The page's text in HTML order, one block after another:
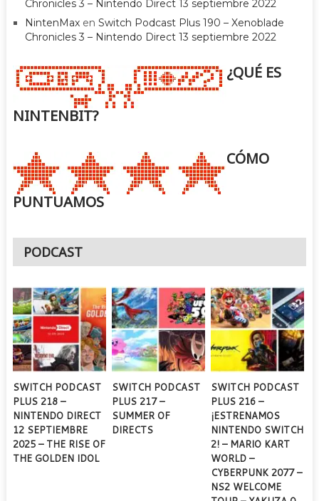
Chronicles 3 – Nintendo Direct 13 septiembre 2022
NintenMaxen Switch Podcast Plus 190 – Xenoblade
Chronicles 3 – Nintendo Direct 13 septiembre 2022
¿QUÉ ES
NINTENBIT?
CÓMO
PUNTUAMOS
PODCAST
SWITCH PODCAST
PLUS 218 –
NINTENDO DIRECT
12 SEPTIEMBRE
2025 – THE RISE OF
THE GOLDEN IDOL
SWITCH PODCAST
PLUS 217 –
SUMMER OF
DIRECTS
SWITCH PODCAST
PLUS 216 –
¡ESTRENAMOS
NINTENDO SWITCH
2! – MARIO KART
WORLD –
CYBERPUNK 2077 –
NS2 WELCOME